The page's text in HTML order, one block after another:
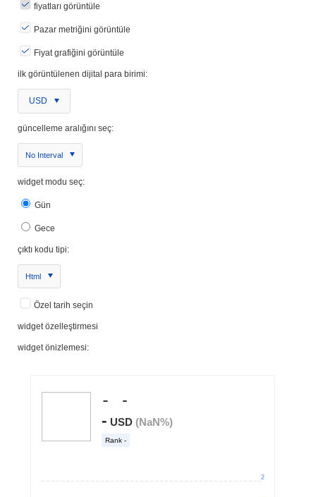
fiyatları görüntüle
Pazar metriğini görüntüle
Fiyat grafiğini görüntüle
ilk görüntülenen dijital para birimi:
USD
güncelleme aralığını seç:
No Interval
widget modu seç:
Gün
Gece
çıktı kodu tipi:
Html
Özel tarih seçin
widget özelleştirmesi
widget önizlemesi: